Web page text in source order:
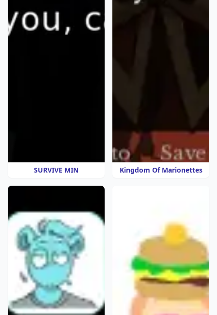
SURVIVE MIN Kingdom Of Marionettes